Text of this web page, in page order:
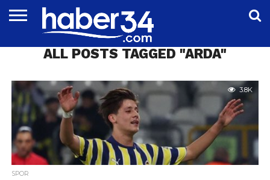
EĞITIM
EKONOMI
GENEL
MAGAZIN
OTOMOTIV
SIYASET
SPOR
TEKNOLOJI
ALL POSTS TAGGED "ARDA"
3.8K
SPOR